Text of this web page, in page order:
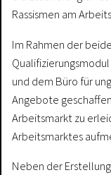
Rassismen am
Im Rahmen der
und dem Büro für
Angebote
Arbeitsmarkt zu
Arbeitsmarktes
Neben der